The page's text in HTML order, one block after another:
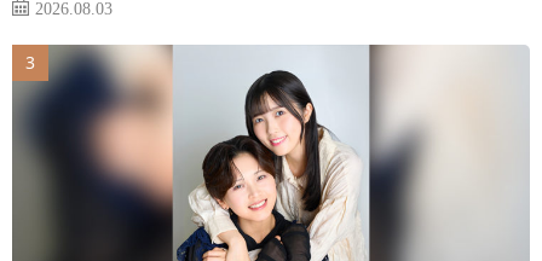
2026.08.03